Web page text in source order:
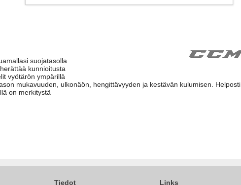
suojatasolla
kunnioitusta
vyötärön ympärillä
mukavuuden, ulkonäön, hengittävyyden ja kestävän kulumisen. Helposti
on merkitystä
Tiedot Links